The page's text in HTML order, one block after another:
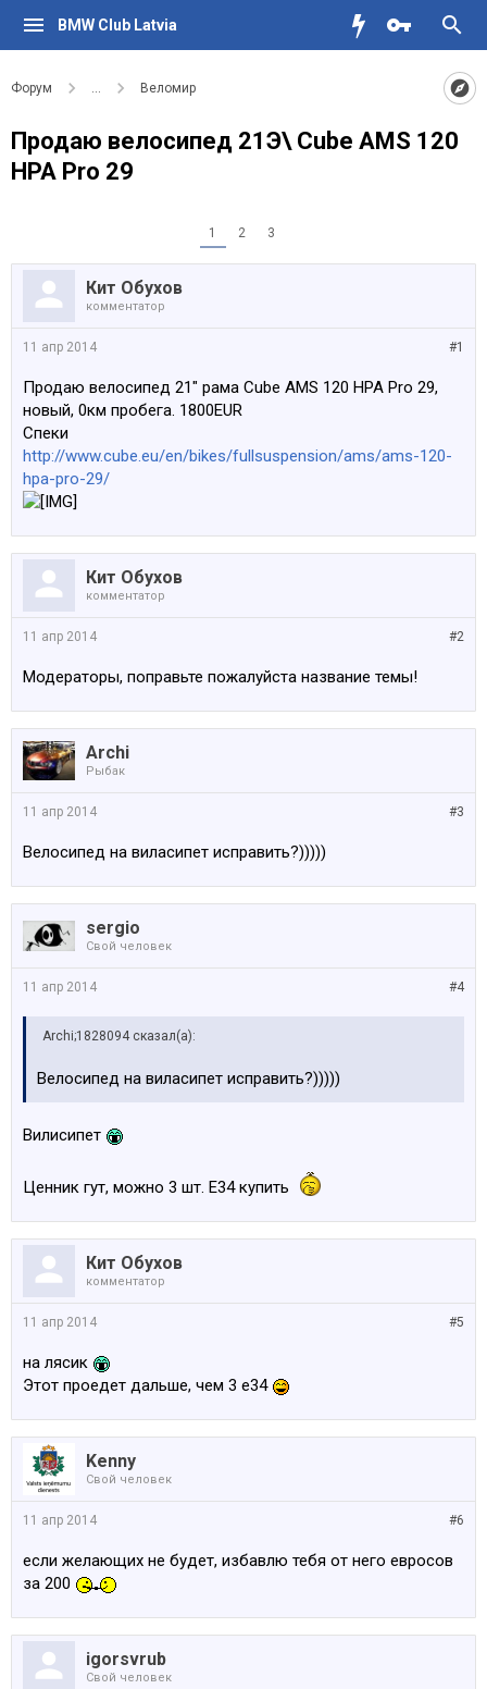
BMW Club Latvia
Форум ... Веломир
Продаю велосипед 21Э\ Cube AMS 120
HPA Pro 29
1 2 3
Кит Обухов
комментатор
#1
11 апр 2014
Продаю велосипед 21" рама Cube AMS 120 HPA Pro 29,
новый, 0км пробега. 1800EUR
Спеки
http://www.cube.eu/en/bikes/fullsuspension/ams/ams-120-
hpa-pro-29/
Кит Обухов
комментатор
#2
11 апр 2014
Модераторы, поправьте пожалуйста название темы!
Archi
Рыбак
#3
11 апр 2014
Велосипед на виласипет исправить?)))))
sergio
Свой человек
#4
11 апр 2014
Archi;1828094 сказал(а):
Велосипед на виласипет исправить?)))))
Вилисипет
Ценник гут, можно 3 шт. E34 купить
Кит Обухов
комментатор
#5
11 апр 2014
на лясик
Этот проедет дальше, чем 3 е34
Kenny
Свой человек
#6
11 апр 2014
если желающих не будет, избавлю тебя от него евросов
за 200
igorsvrub
Свой человек